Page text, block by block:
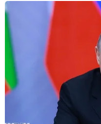
Bên trong cơ sở hạt nhân
Theo eurasiareview/
Joe Biden bắt đầu nỗ
phục thỏa thuận hạt
và các cường quốc